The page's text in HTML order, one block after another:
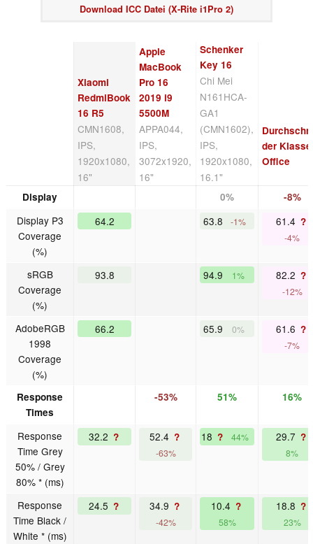
Download ICC Datei (X-Rite i1Pro 2)
Xiaomi
RedmiBook
16 R5
CMN1608,
IPS,
1920x1080,
16"
Apple
MacBook
Pro 16
2019 i9
5500M
APPA044,
IPS,
3072x1920,
16"
Schenker
Key 16
Chi Mei
N161HCA-
GA1
(CMN1602),
IPS,
1920x1080,
16.1"
der Klasse
Office
Display 0% -8%
Display P3
Coverage
(%)
64.2 63.8 -1% 61.4 ?
-4%
sRGB
Coverage
(%)
93.8 94.9 1% 82.2 ?
-12%
AdobeRGB
1998
Coverage
(%)
66.2 65.9 0% 61.6 ?
-7%
Response
Times
-53% 51% 16%
Response
Time Grey
50% / Grey
80% * (ms)
32.2 ? 52.4 ?
-63%
18 ? 44% 29.7 ?
8%
Response
Time Black /
White * (ms)
24.5 ? 34.9 ?
-42%
10.4 ?
58%
18.8 ?
23%